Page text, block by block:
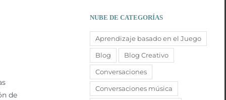
de
NUBE DE CATEGORÍAS
Aprendizaje basado en el Juego
Blog Blog Creativo
Conversaciones
Conversaciones música